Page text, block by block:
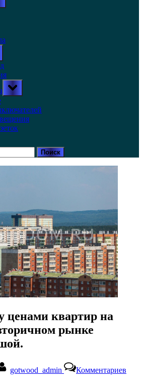
Toggle
sub-
ценами квартир на
рынке
gotwood_admin Комментариев